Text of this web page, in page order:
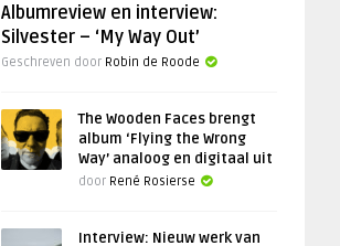
Albumreview en interview:
Silvester – ‘My Way Out’
Geschreven door Robin de Roode
The Wooden Faces brengt
album ‘Flying the Wrong
Way’ analoog en digitaal uit
door René Rosierse
Interview: Nieuw werk van